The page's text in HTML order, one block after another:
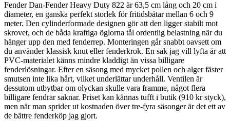
Fender Dan-Fender Heavy Duty 822 är 63,5 cm lång och 20 cm i
diameter, en ganska perfekt storlek för fritidsbåtar mellan 6 och 9
meter. Den cylinderformade designen gör att den ligger stabilt mot
skrovet, och de båda kraftiga öglorna tål ordentlig belastning när du
hänger upp den med fenderrep. Monteringen går snabbt oavsett om
du använder klassisk knut eller fenderkrok. En sak jag vill lyfta är att
PVC-materialet känns mindre kladdigt än vissa billigare
fenderlösningar. Efter en säsong med mycket pollen och alger fäster
smutsen inte lika hårt, vilket underlättar underhåll. Ventilen är
dessutom utbytbar om olyckan skulle vara framme, något flera
billigare fendrar saknar. Priset kan kännas tufft i butik (910 kr styck),
men när man sprider ut kostnaden över tre-fyra säsonger är det ett av
de bättre fenderköp jag gjort.